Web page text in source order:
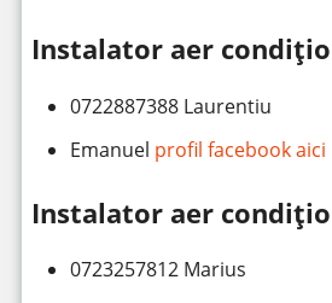
Instalator aer
0722887388 Laurentiu
Emanuel profil facebook aici
Instalator aer
0723257812 Marius